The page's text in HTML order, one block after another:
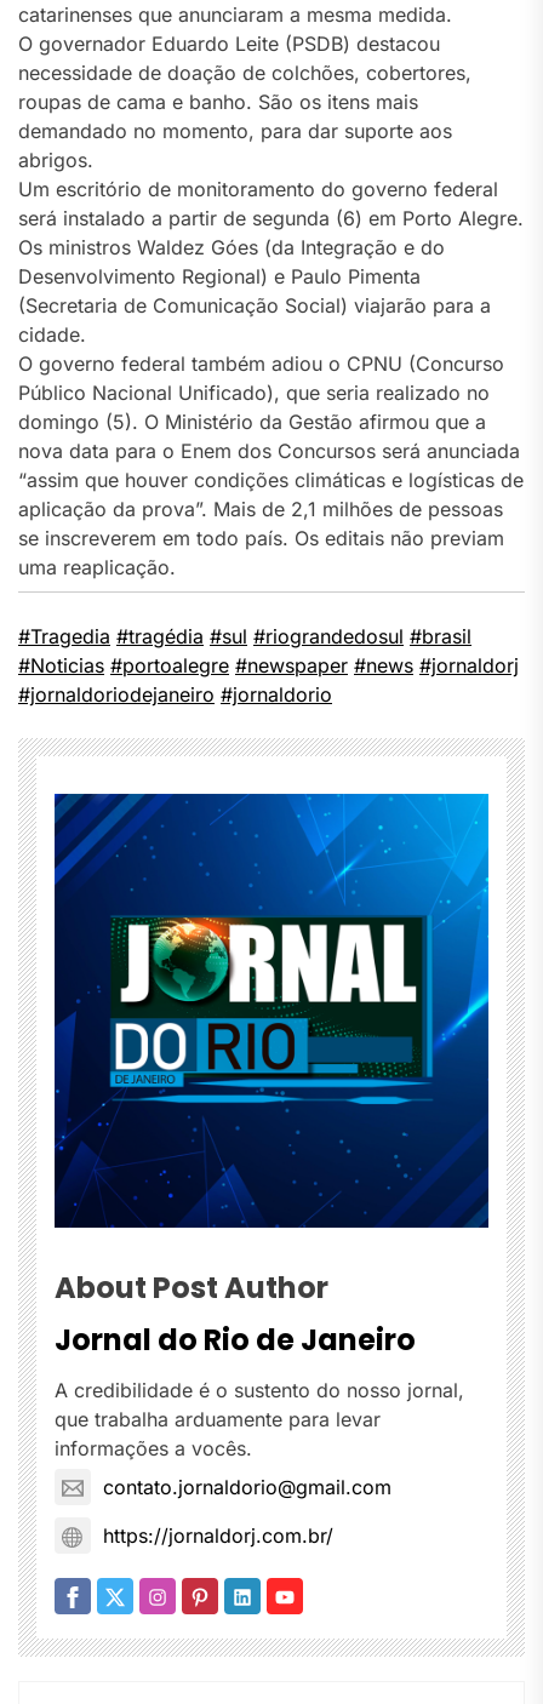
catarinenses que anunciaram a mesma medida.
O governador Eduardo Leite (PSDB) destacou
necessidade de doação de colchões, cobertores,
roupas de cama e banho. São os itens mais
demandado no momento, para dar suporte aos
abrigos.
Um escritório de monitoramento do governo federal
será instalado a partir de segunda (6) em Porto Alegre.
Os ministros Waldez Góes (da Integração e do
Desenvolvimento Regional) e Paulo Pimenta
(Secretaria de Comunicação Social) viajarão para a
cidade.
O governo federal também adiou o CPNU (Concurso
Público Nacional Unificado), que seria realizado no
domingo (5). O Ministério da Gestão afirmou que a
nova data para o Enem dos Concursos será anunciada
“assim que houver condições climáticas e logísticas de
aplicação da prova”. Mais de 2,1 milhões de pessoas
se inscreverem em todo país. Os editais não previam
uma reaplicação.
#Tragedia #tragédia #sul #riograndedosul #brasil
#Noticias #portoalegre #newspaper #news #jornaldorj
#jornaldoriodejaneiro #jornaldorio
About Post Author
Jornal do Rio de Janeiro
A credibilidade é o sustento do nosso jornal,
que trabalha arduamente para levar
informações a vocês.
contato.jornaldorio@gmail.com
https://jornaldorj.com.br/